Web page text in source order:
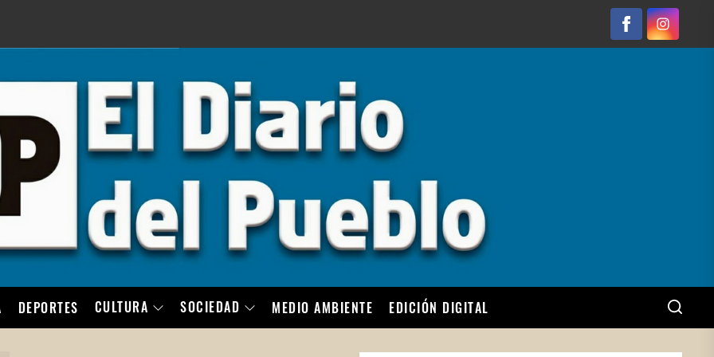
FacebookInstagram
DEPORTES CULTURA SOCIEDAD MEDIO AMBIENTE EDICIÓN DIGITAL